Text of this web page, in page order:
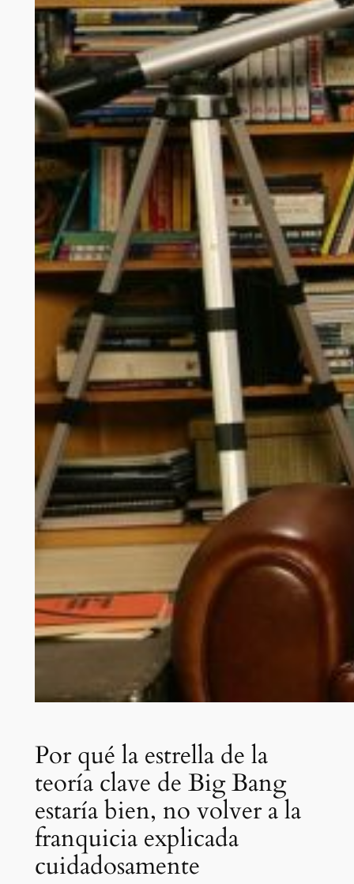
Por qué la estrella de la
teoría clave de Big Bang
estaría bien, no volver a la
franquicia explicada
cuidadosamente